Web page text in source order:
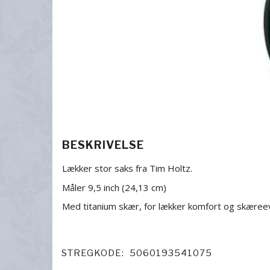
BESKRIVELSE
Lækker stor saks fra Tim Holtz.
Måler 9,5 inch (24,13 cm)
Med titanium skær, for lækker komfort og
STREGKODE: 5060193541075